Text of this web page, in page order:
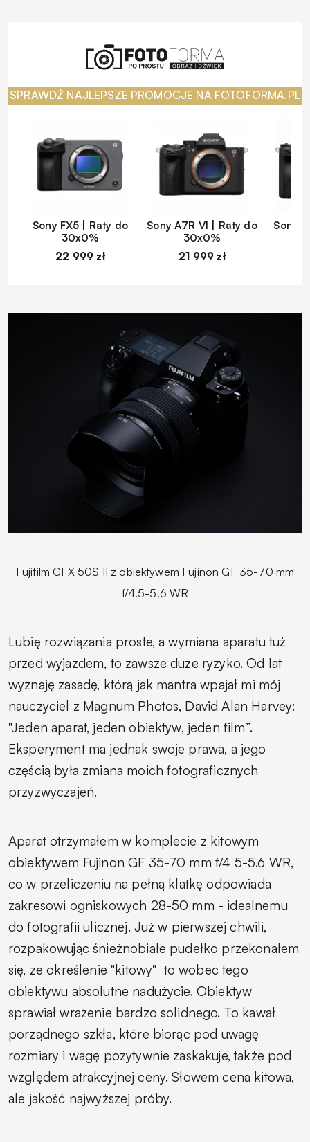
SPRAWDŹ NAJLEPSZE PROMOCJE NA FOTOFORMA.PL
Sony FX5 | Raty do
30x0%
22 999 zł
Sony A7R VI | Raty do
30x0%
21 999 zł
Sony
Fujifilm GFX 50S II z obiektywem Fujinon GF 35-70 mm
f/4.5-5.6 WR
Lubię rozwiązania proste, a wymiana aparatu tuż
przed wyjazdem, to zawsze duże ryzyko. Od lat
wyznaję zasadę, którą jak mantra wpajał mi mój
nauczyciel z Magnum Photos, David Alan Harvey:
"Jeden aparat, jeden obiektyw, jeden film”.
Eksperyment ma jednak swoje prawa, a jego
częścią była zmiana moich fotograficznych
przyzwyczajeń.
Aparat otrzymałem w komplecie z kitowym
obiektywem Fujinon GF 35-70 mm f/4 5-5.6 WR,
co w przeliczeniu na pełną klatkę odpowiada
zakresowi ogniskowych 28-50 mm - idealnemu
do fotografii ulicznej. Już w pierwszej chwili,
rozpakowując śnieżnobiałe pudełko przekonałem
się, że określenie "kitowy" to wobec tego
obiektywu absolutne nadużycie. Obiektyw
sprawiał wrażenie bardzo solidnego. To kawał
porządnego szkła, które biorąc pod uwagę
rozmiary i wagę pozytywnie zaskakuje, także pod
względem atrakcyjnej ceny. Słowem cena kitowa,
ale jakość najwyższej próby.